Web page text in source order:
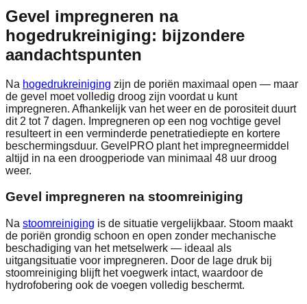
Gevel impregneren na
hogedrukreiniging: bijzondere
aandachtspunten
Na hogedrukreiniging zijn de poriën maximaal open — maar
de gevel moet volledig droog zijn voordat u kunt
impregneren. Afhankelijk van het weer en de porositeit duurt
dit 2 tot 7 dagen. Impregneren op een nog vochtige gevel
resulteert in een verminderde penetratiediepte en kortere
beschermingsduur. GevelPRO plant het impregneermiddel
altijd in na een droogperiode van minimaal 48 uur droog
weer.
Gevel impregneren na stoomreiniging
Na stoomreiniging is de situatie vergelijkbaar. Stoom maakt
de poriën grondig schoon en open zonder mechanische
beschadiging van het metselwerk — ideaal als
uitgangsituatie voor impregneren. Door de lage druk bij
stoomreiniging blijft het voegwerk intact, waardoor de
hydrofobering ook de voegen volledig beschermt.